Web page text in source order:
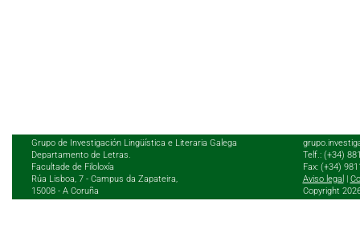
Grupo de Investigación Lingüística e Literaria Galega
Departamento de Letras.
Facultade de Filoloxía
Rúa Lisboa, 7 - Campus da Zapateira,
15008 - A Coruña
Telf.: (+34)
Fax: (+34)
Aviso legal
Copyright